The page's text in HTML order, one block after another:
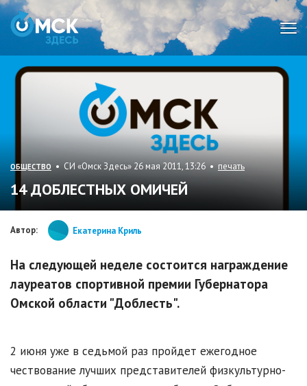
ОБЩЕСТВО • СИ «Омск Здесь» 26 мая 2011, 13:26 • печать
14 ДОБЛЕСТНЫХ ОМИЧЕЙ
Автор: Екатерина Криль
На следующей неделе состоится награждение
лауреатов спортивной премии Губернатора
Омской области "Доблесть".
2 июня уже в седьмой раз пройдет ежегодное
чествование лучших представителей физкультурно-